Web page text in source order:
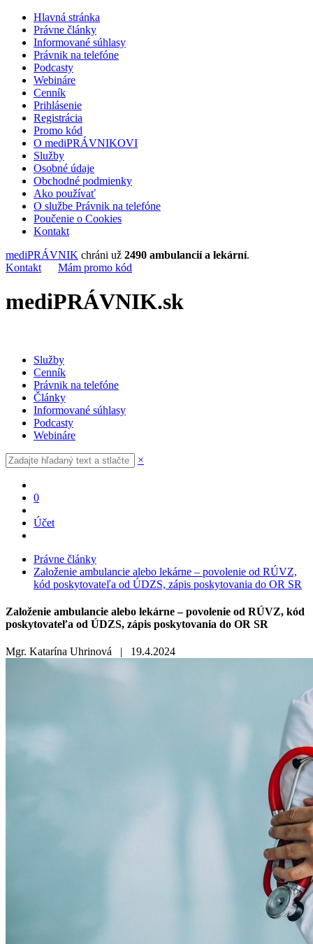
Hlavná stránka
Právne články
Informované súhlasy
Právnik na telefóne
Podcasty
Webináre
Cenník
Prihlásenie
Registrácia
Promo kód
O mediPRÁVNIKOVI
Služby
Osobné údaje
Obchodné podmienky
Ako používať
O službe Právnik na telefóne
Poučenie o Cookies
Kontakt
mediPRÁVNIK chráni už 2490 ambulancií a lekární.
Kontakt
Mám promo kód
mediPRÁVNIK.sk
Služby
Cenník
Právnik na telefóne
Články
Informované súhlasy
Podcasty
Webináre
×
0
Účet
Právne články
Založenie ambulancie alebo lekárne – povolenie od RÚVZ,
kód poskytovateľa od ÚDZS, zápis poskytovania do OR SR
Založenie ambulancie alebo lekárne – povolenie od RÚVZ, kód
poskytovateľa od ÚDZS, zápis poskytovania do OR SR
Mgr. Katarína Uhrinová | 19.4.2024